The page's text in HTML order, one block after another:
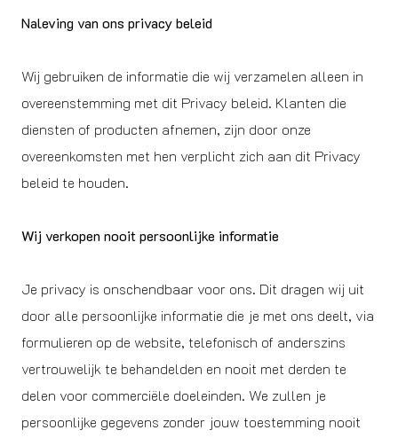
Naleving van ons privacy beleid
Wij gebruiken de informatie die wij verzamelen alleen in
overeenstemming met dit Privacy beleid. Klanten die
diensten of producten afnemen, zijn door onze
overeenkomsten met hen verplicht zich aan dit Privacy
beleid te houden.
Wij verkopen nooit persoonlijke informatie
Je privacy is onschendbaar voor ons. Dit dragen wij uit
door alle persoonlijke informatie die je met ons deelt, via
formulieren op de website, telefonisch of anderszins
vertrouwelijk te behandelden en nooit met derden te
delen voor commerciële doeleinden. We zullen je
persoonlijke gegevens zonder jouw toestemming nooit